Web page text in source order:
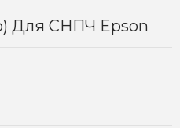
Для СНПЧ Epson